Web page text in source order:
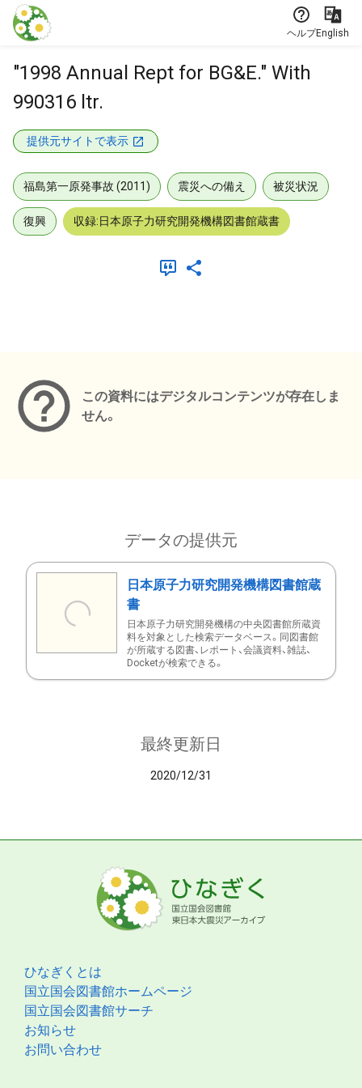
本文に飛ぶ
ヘルプEnglish
"1998 Annual Rept for BG&E." With
990316 ltr.
提供元サイトで表示
福島第一原発事故 (2011) 震災への備え 被災状況
復興 収録:日本原子力研究開発機構図書館蔵書
この資料にはデジタルコンテンツが存在しま
せん。
データの提供元
日本原子力研究開発機構図書館蔵
書
日本原子力研究開発機構の中央図書館所蔵資
料を対象とした検索データベース。同図書館
が所蔵する図書、レポート、会議資料、雑誌、
Docketが検索できる。
最終更新日
2020/12/31
ひなぎくとは
国立国会図書館ホームページ
国立国会図書館サーチ
お知らせ
お問い合わせ